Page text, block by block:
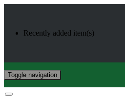
Recently added item(s)
Toggle navigation